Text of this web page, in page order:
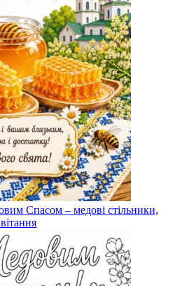
Спасом – медові стільники,